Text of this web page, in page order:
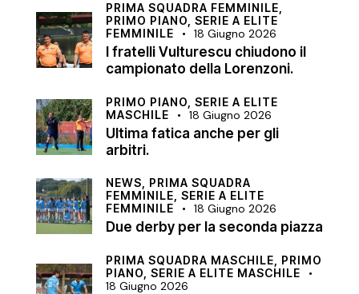
PRIMA SQUADRA FEMMINILE,
PRIMO PIANO, SERIE A ELITE
FEMMINILE
18 Giugno 2026
I fratelli Vulturescu chiudono il
campionato della Lorenzoni.
PRIMO PIANO, SERIE A ELITE
MASCHILE
18 Giugno 2026
Ultima fatica anche per gli
arbitri.
NEWS, PRIMA SQUADRA
FEMMINILE, SERIE A ELITE
FEMMINILE
18 Giugno 2026
Due derby per la seconda piazza
PRIMA SQUADRA MASCHILE, PRIMO
PIANO, SERIE A ELITE MASCHILE
18 Giugno 2026